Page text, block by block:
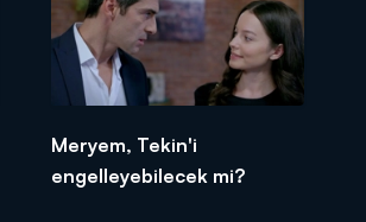
Meryem, Tekin'i
engelleyebilecek mi?